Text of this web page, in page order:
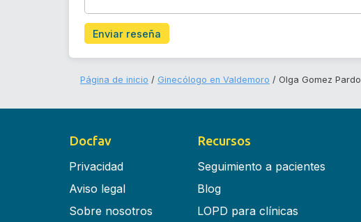
Enviar reseña
Página de inicio Ginecólogo en Valdemoro Olga Gomez Pardo
Docfav
Privacidad
Aviso legal
Sobre nosotros
Recursos
Seguimiento a pacientes
Blog
LOPD para clínicas